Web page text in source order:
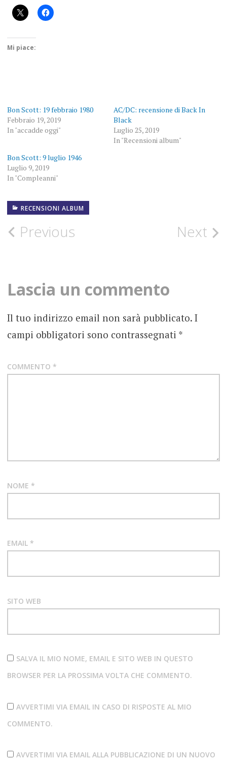
Mi piace:
Bon Scott: 19 febbraio 1980
Febbraio 19, 2019
In "accadde oggi"
AC/DC: recensione di Back In
Black
Luglio 25, 2019
In "Recensioni album"
Bon Scott: 9 luglio 1946
Luglio 9, 2019
In "Compleanni"
RECENSIONI ALBUM
27
LUGLIO
SCOTT
ROCK
Post
Previous Next
Lascia un commento
Il tuo indirizzo email non sarà pubblicato. I
campi obbligatori sono contrassegnati *
COMMENTO *
NOME *
EMAIL *
SITO WEB
SALVA IL MIO NOME, EMAIL E SITO WEB IN QUESTO
BROWSER PER LA PROSSIMA VOLTA CHE COMMENTO.
AVVERTIMI VIA EMAIL IN CASO DI RISPOSTE AL MIO
COMMENTO.
AVVERTIMI VIA EMAIL ALLA PUBBLICAZIONE DI UN NUOVO